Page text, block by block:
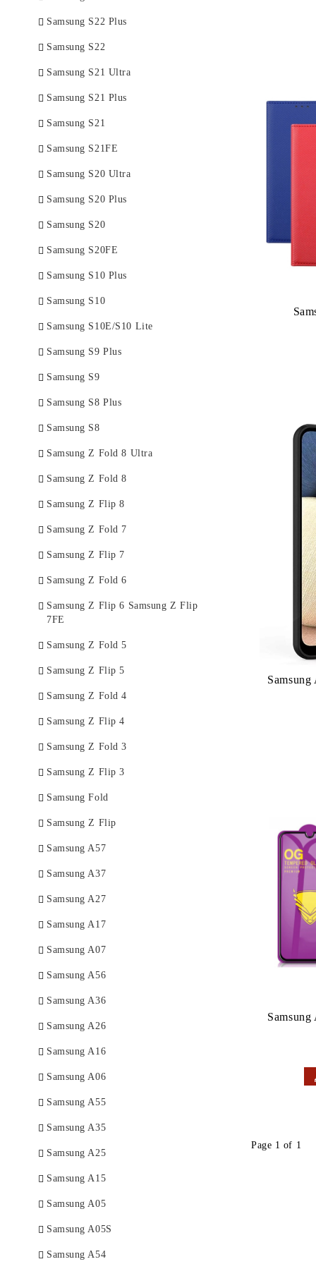
Samsung S22 Plus
Samsung S22
Samsung S21 Ultra
Samsung S21 Plus
Samsung S21
Samsung S21FE
Samsung S20 Ultra
Samsung S20 Plus
Samsung S20
Samsung S20FE
Samsung S10 Plus
Samsung S10
Samsung S10E/S10 Lite
Samsung S9 Plus
Samsung S9
Samsung S8 Plus
Samsung S8
Samsung Z Fold 8 Ultra
Samsung Z Fold 8
Samsung Z Flip 8
Samsung Z Fold 7
Samsung Z Flip 7
Samsung Z Fold 6
Samsung Z Flip 6 Samsung Z Flip
7FE
Samsung Z Fold 5
Samsung Z Flip 5
Samsung Z Fold 4
Samsung Z Flip 4
Samsung Z Fold 3
Samsung Z Flip 3
Samsung Fold
Samsung Z Flip
Samsung A57
Samsung A37
Samsung A27
Samsung A17
Samsung A07
Samsung A56
Samsung A36
Samsung A26
Samsung A16
Samsung A06
Samsung A55
Samsung A35
Samsung A25
Samsung A15
Samsung A05
Samsung A05S
Samsung A54
Page 1 of 1